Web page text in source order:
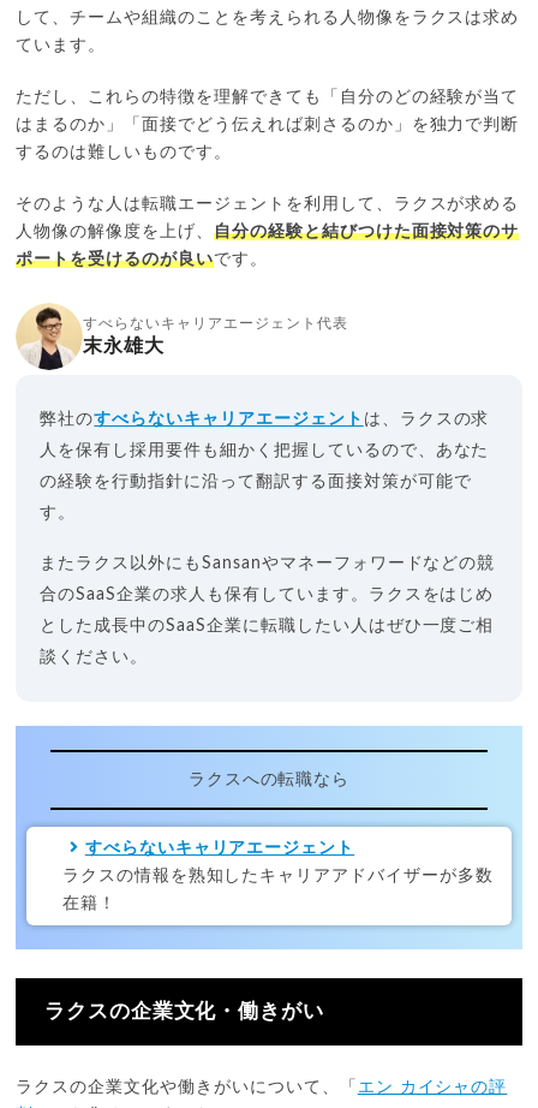
して、チームや組織のことを考えられる人物像をラクスは求め
ています。
ただし、これらの特徴を理解できても「自分のどの経験が当て
はまるのか」「面接でどう伝えれば刺さるのか」を独力で判断
するのは難しいものです。
そのような人は転職エージェントを利用して、ラクスが求める
人物像の解像度を上げ、 自分の経験と結びつけた面接対策のサ
ポートを受けるのが良いです。
すべらないキャリアエージェント代表
末永雄大
弊社のすべらないキャリアエージェント は、ラクスの求
人を保有し採用要件も細かく把握しているので、あなた
の経験を行動指針に沿って翻訳する面接対策が可能で
す。
またラクス以外にもSansanやマネーフォワードなどの競
合のSaaS企業の求人も保有しています。ラクスをはじめ
とした成長中のSaaS企業に転職したい人はぜひ一度ご相
談ください。
ラクスへの転職なら
すべらないキャリアエージェント
ラクスの情報を熟知したキャリアアドバイザーが多数
在籍！
ラクスの企業文化・働きがい
ラクスの企業文化や働きがいについて、「 エン カイシャの評